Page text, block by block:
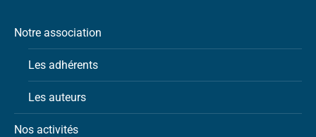
Notre association
Les adhérents
Les auteurs
Nos activités